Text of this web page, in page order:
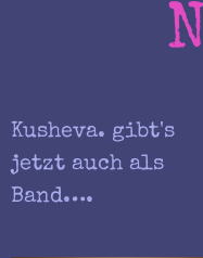
Kusheva. gibt's
jetzt auch als
Band….